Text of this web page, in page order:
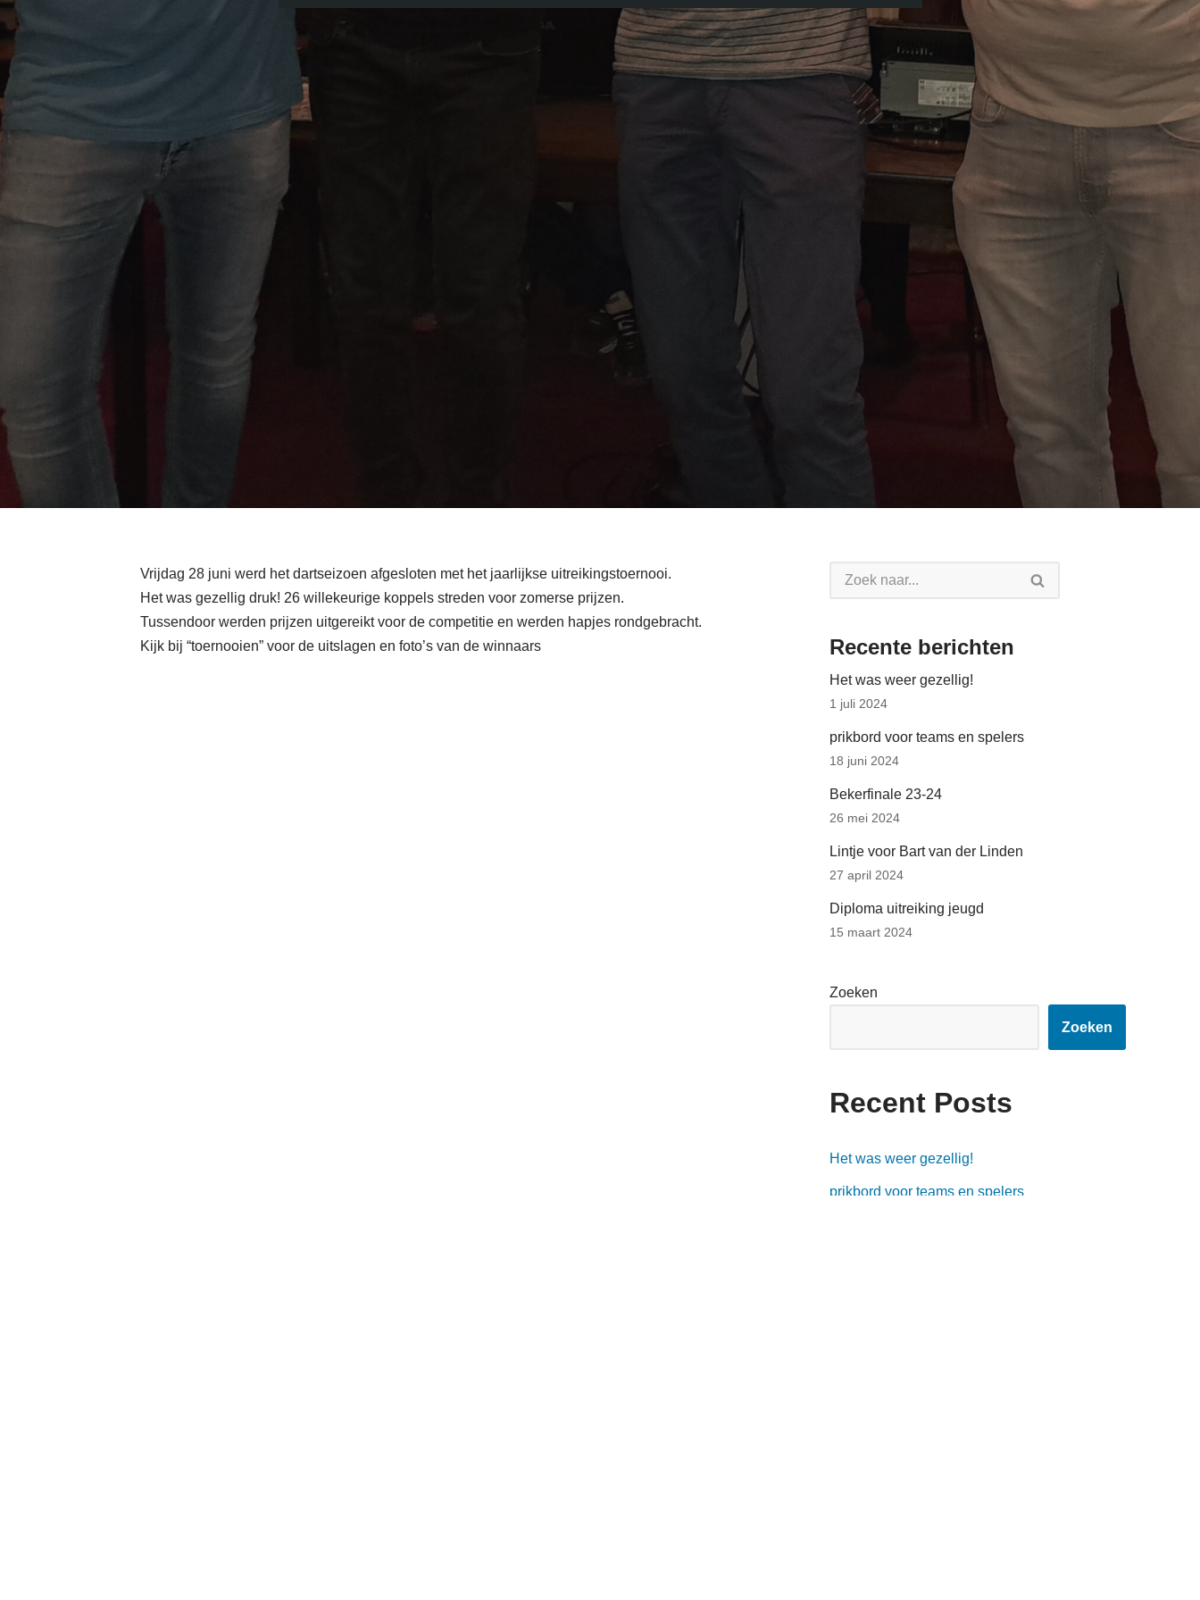
Vrijdag 28 juni werd het dartseizoen afgesloten met het jaarlijkse uitreikingstoernooi.
Het was gezellig druk! 26 willekeurige koppels streden voor zomerse prijzen.
Tussendoor werden prijzen uitgereikt voor de competitie en werden hapjes rondgebracht.
Kijk bij “toernooien” voor de uitslagen en foto’s van de winnaars
Recente berichten
Het was weer gezellig!
1 juli 2024
prikbord voor teams en spelers
18 juni 2024
Bekerfinale 23-24
26 mei 2024
Lintje voor Bart van der Linden
27 april 2024
Diploma uitreiking jeugd
15 maart 2024
Zoeken
Zoeken
Recent Posts
Het was weer gezellig!
prikbord voor teams en spelers